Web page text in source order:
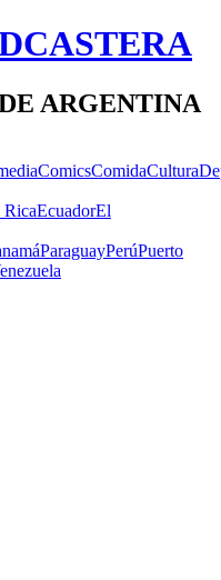
ARGENTINA
ComicsComidaCultura
RicaEcuadorEl
ParaguayPerúPuerto